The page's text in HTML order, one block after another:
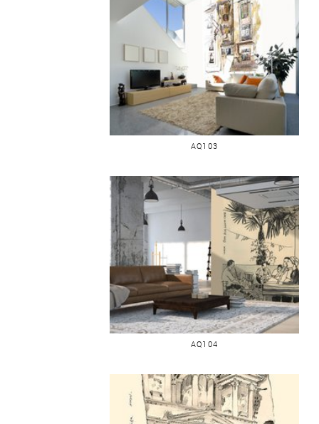
MARRAKECH FAÇADE
AQ103
LUXOR MUSSET
AQ104